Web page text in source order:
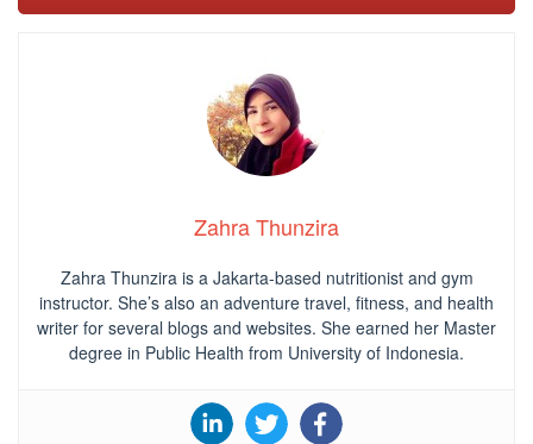
Zahra Thunzira
Zahra Thunzira is a Jakarta-based nutritionist and gym
instructor. She’s also an adventure travel, fitness, and health
writer for several blogs and websites. She earned her Master
degree in Public Health from University of Indonesia.